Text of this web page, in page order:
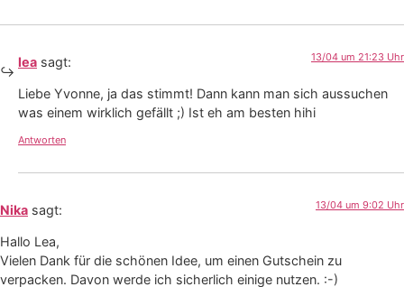
lea sagt: 13/04 um 21:23 Uhr
Liebe Yvonne, ja das stimmt! Dann kann man sich aussuchen
was einem wirklich gefällt ;) Ist eh am besten hihi
Antworten
Nika sagt: 13/04 um 9:02 Uhr
Hallo Lea,
Vielen Dank für die schönen Idee, um einen Gutschein zu
verpacken. Davon werde ich sicherlich einige nutzen. :-)